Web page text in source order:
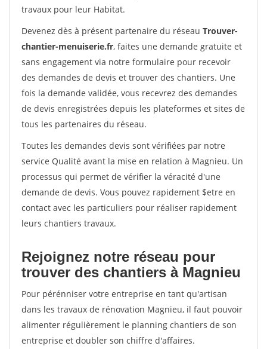
travaux pour leur Habitat.
Devenez dès à présent partenaire du réseau Trouver-
chantier-menuiserie.fr, faites une demande gratuite et
sans engagement via notre formulaire pour recevoir
des demandes de devis et trouver des chantiers. Une
fois la demande validée, vous recevrez des demandes
de devis enregistrées depuis les plateformes et sites de
tous les partenaires du réseau.
Toutes les demandes devis sont vérifiées par notre
service Qualité avant la mise en relation à Magnieu. Un
processus qui permet de vérifier la véracité d'une
demande de devis. Vous pouvez rapidement $etre en
contact avec les particuliers pour réaliser rapidement
leurs chantiers travaux.
Rejoignez notre réseau pour
trouver des chantiers à Magnieu
Pour pérénniser votre entreprise en tant qu'artisan
dans les travaux de rénovation Magnieu, il faut pouvoir
alimenter régulièrement le planning chantiers de son
entreprise et doubler son chiffre d'affaires.